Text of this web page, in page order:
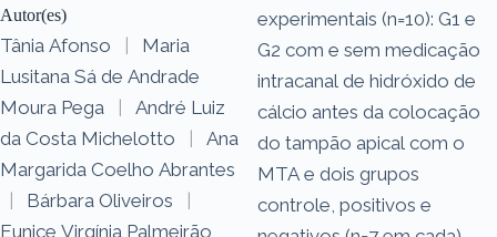
Autor(es)
Tânia Afonso |
Maria
Lusitana Sá de Andrade
Moura Pega
|
André Luiz
da Costa Michelotto
|
Ana
Margarida Coelho Abrantes
|
Bárbara Oliveiros
|
Eunice Virgínia Palmeirão
experimentais (n=10): G1 e
G2 com e sem medicação
intracanal de hidróxido de
cálcio antes da colocação
do tampão apical com o
MTA e dois grupos
controle, positivos e